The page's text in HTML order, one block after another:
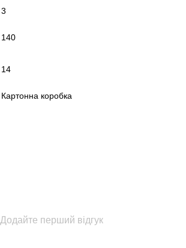
3
140
14
Картонна коробка
Додайте перший відгук